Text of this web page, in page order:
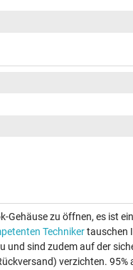
Gehäuse zu öffnen, es ist
Technikertauschen
und sind zudem auf der
verzichten. 95%